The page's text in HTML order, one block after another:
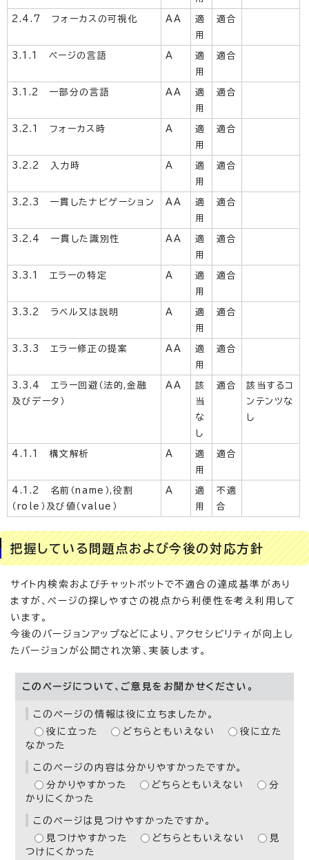
2.4.7 フォーカスの可視化 AA
適
用
適合
3.1.1 ページの言語 A
適
用
適合
3.1.2 一部分の言語 AA
適
用
適合
3.2.1 フォーカス時 A
適
用
適合
3.2.2 入力時 A
適
用
適合
3.2.3 一貫したナビゲーション AA
適
用
適合
3.2.4 一貫した識別性 AA
適
用
適合
3.3.1 エラーの特定 A
適
用
適合
3.3.2 ラベル又は説明 A
適
用
適合
3.3.3 エラー修正の提案 AA
適
用
適合
3.3.4 エラー回避（法的,金融
及びデータ）
AA
該
当
な
し
適合
該当するコ
ンテンツな
し
4.1.1 構文解析 A
適
用
適合
4.1.2 名前（name）,役割
（role）及び値（value）
A
適
用
不適
合
把握している問題点および今後の対応方針
サイト内検索およびチャットボットで不適合の達成基準があり
ますが、ページの探しやすさの視点から利便性を考え利用して
います。
今後のバージョンアップなどにより、アクセシビリティが向上し
たバージョンが公開され次第、実装します。
このページについて、ご意見をお聞かせください。
このページの情報は役に立ちましたか。
役に立った
どちらともいえない
役に立た
なかった
このページの内容は分かりやすかったですか。
分かりやすかった
どちらともいえない
分
かりにくかった
このページは見つけやすかったですか。
見つけやすかった
どちらともいえない
見
つけにくかった